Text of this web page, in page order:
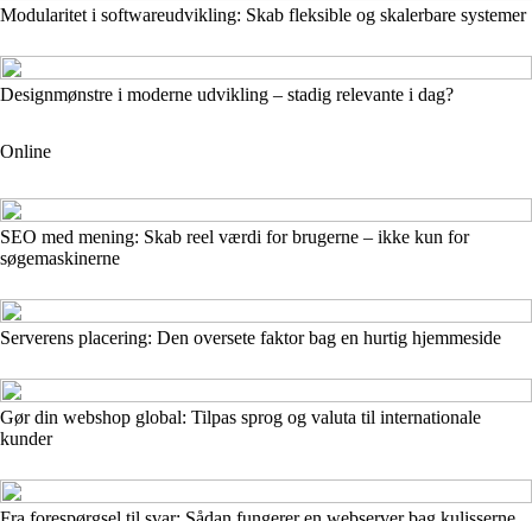
Modularitet i softwareudvikling: Skab fleksible og skalerbare systemer
Designmønstre i moderne udvikling – stadig relevante i dag?
Online
SEO med mening: Skab reel værdi for brugerne – ikke kun for
søgemaskinerne
Serverens placering: Den oversete faktor bag en hurtig hjemmeside
Gør din webshop global: Tilpas sprog og valuta til internationale
kunder